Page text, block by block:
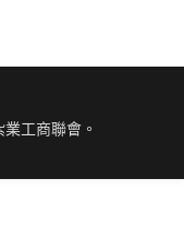
工商聯會。